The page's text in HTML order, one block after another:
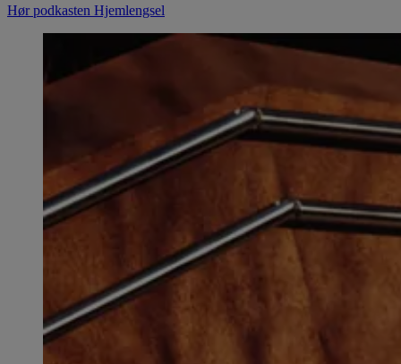
Hør podkasten Hjemlengsel